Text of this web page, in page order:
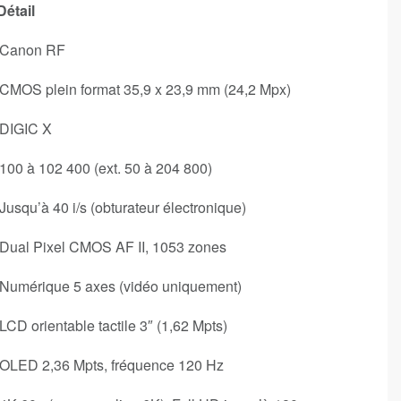
Canon RF
CMOS plein format 35,9 x 23,9 mm (24,2 Mpx)
DIGIC X
100 à 102 400 (ext. 50 à 204 800)
Jusqu’à 40 i/s (obturateur électronique)
Dual Pixel CMOS AF II, 1053 zones
Numérique 5 axes (vidéo uniquement)
LCD orientable tactile 3″ (1,62 Mpts)
OLED 2,36 Mpts, fréquence 120 Hz